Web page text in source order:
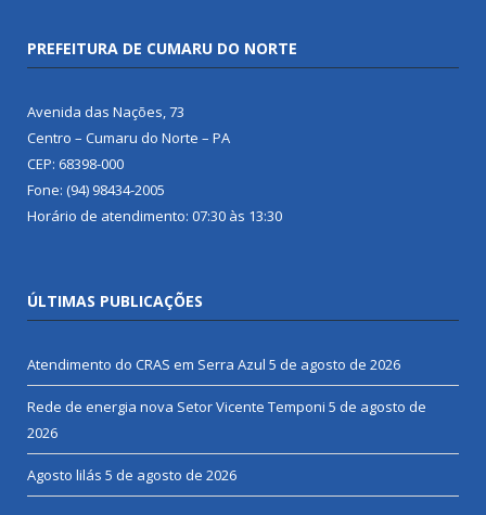
PREFEITURA DE CUMARU DO NORTE
Avenida das Nações, 73
Centro – Cumaru do Norte – PA
CEP: 68398-000
Fone: (94) 98434-2005
Horário de atendimento: 07:30 às 13:30
ÚLTIMAS PUBLICAÇÕES
Atendimento do CRAS em Serra Azul 5 de agosto de 2026
Rede de energia nova Setor Vicente Temponi 5 de agosto de
2026
Agosto lilás 5 de agosto de 2026